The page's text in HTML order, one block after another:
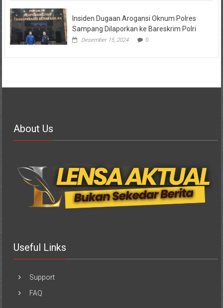
Insiden Dugaan Arogansi Oknum Polres
Sampang Dilaporkan ke Bareskrim Polri
Desember 15, 2024 0
About Us
Useful Links
Support
FAQ